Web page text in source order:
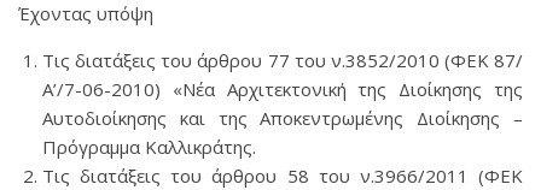
Έχοντας υπόψη
Τις διατάξεις του άρθρου 77 του ν.3852/2010 (ΦΕΚ 87/
Α’/7-06-2010) «Νέα Αρχιτεκτονική της Διοίκησης της
Αυτοδιοίκησης και της Αποκεντρωμένης Διοίκησης –
Πρόγραμμα Καλλικράτης.
Τις διατάξεις του άρθρου 58 του ν.3966/2011 (ΦΕΚ